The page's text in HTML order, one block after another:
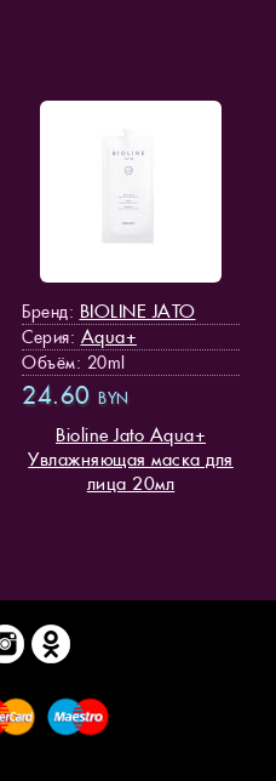
Бренд: BIOLINE JATO
Серия: Aqua+
Объём: 20ml
24.60 BYN
Bioline Jato Aqua+
Увлажняющая маска для
лица 20мл